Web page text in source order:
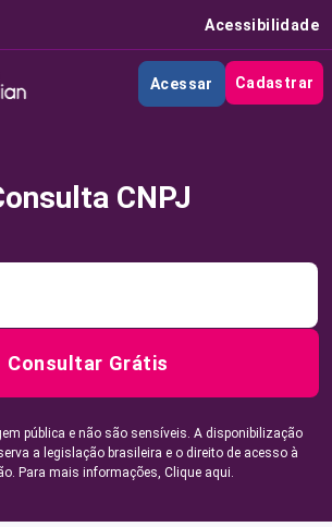
Acessibilidade
Acessar Cadastrar
CNPJ
Consultar Grátis
pública e não são sensíveis. A disponibilização
a legislação brasileira e o direito de acesso à
Para mais informações, Clique aqui.